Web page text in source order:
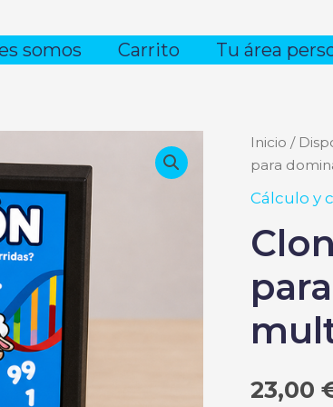
somos Carrito Tu área
Inicio /
para
Cálculo y
23,00